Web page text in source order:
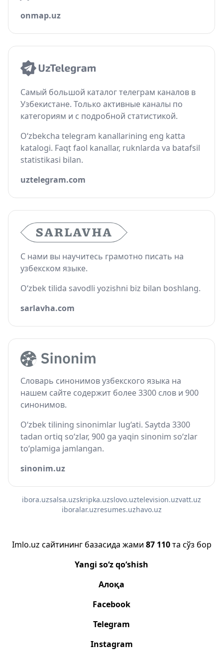
onmap.uz
Самый большой каталог телеграм каналов в
Узбекистане. Только активные каналы по
категориям и с подробной статистикой.
O‘zbekcha telegram kanallarining eng katta
katalogi. Faqt faol kanallar, ruknlarda va batafsil
statistikasi bilan.
uztelegram.com
С нами вы научитесь грамотно писать на
узбекском языке.
O‘zbek tilida savodli yozishni biz bilan boshlang.
sarlavha.com
Словарь синонимов узбекского языка на
нашем сайте содержит более 3300 слов и 900
синонимов.
O‘zbek tilining sinonimlar lug‘ati. Saytda 3300
tadan ortiq so‘zlar, 900 ga yaqin sinonim so‘zlar
to‘plamiga jamlangan.
sinonim.uz
ibora.uzsalsa.uzskripka.uzslovo.uztelevision.uzvatt.uz
iboralar.uzresumes.uzhavo.uz
Imlo.uz сайтининг базасида жами 87 110та сўз бор
Yangi so‘z qo‘shish
Алоқа
Facebook
Telegram
Instagram